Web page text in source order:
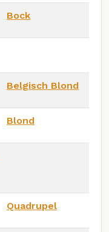
Bock
Belgisch Blond
Blond
Quadrupel